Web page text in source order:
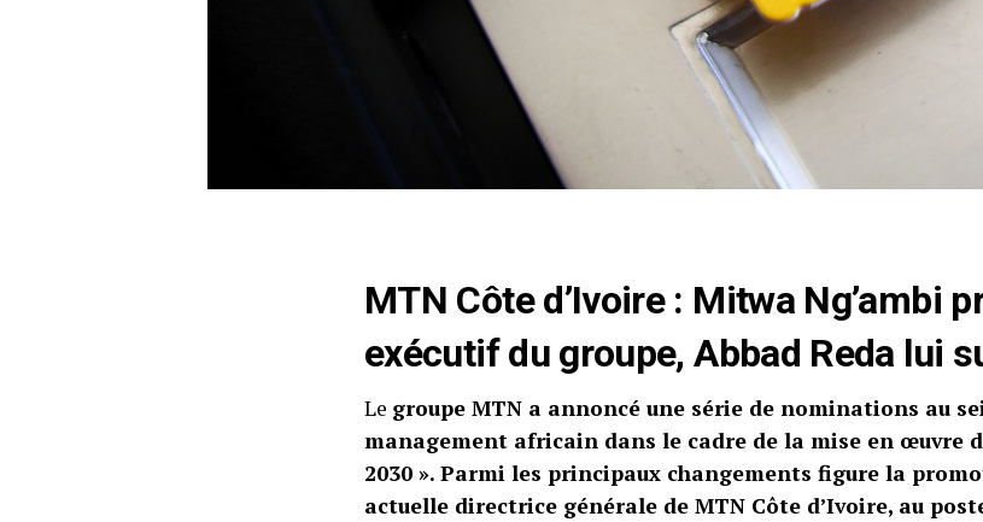
MTN Côte d’Ivoire : Mitwa Ng’ambi
exécutif du groupe, Abbad Reda lui
Le groupe MTN a annoncé une série de nominations au
management africain dans le cadre de la mise en œuvre
2030 ». Parmi les principaux changements figure la
actuelle directrice générale de MTN Côte d’Ivoire, au